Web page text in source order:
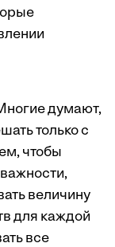
думают,
только с
чтобы
величину
для каждой
все